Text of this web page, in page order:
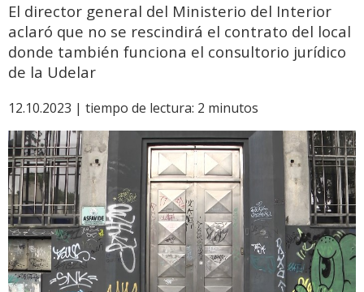
El director general del Ministerio del Interior
aclaró que no se rescindirá el contrato del local
donde también funciona el consultorio jurídico
de la Udelar
12.10.2023 | tiempo de lectura: 2 minutos